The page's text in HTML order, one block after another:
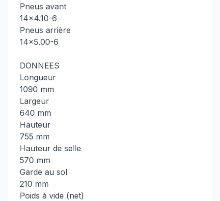
Pneus avant
14x4.10-6
Pneus arrière
14x5.00-6
DONNEES
Longueur
1090 mm
Largeur
640 mm
Hauteur
755 mm
Hauteur de selle
570 mm
Garde au sol
210 mm
Poids à vide (net)